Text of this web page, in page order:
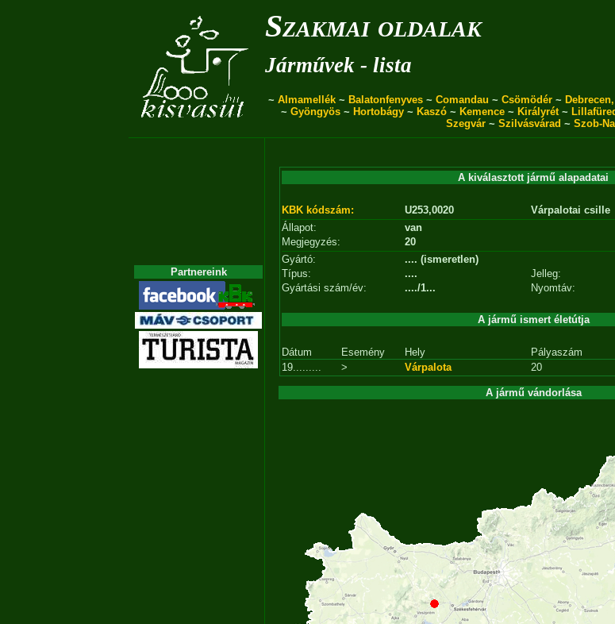
Szakmai oldalak
Járművek - lista
~ Almamellék~ Balatonfenyves~ Comandau ~ Csömödér~
~ Gyöngyös~ Hortobágy~ Kaszó~ Kemence~ Királyrét~
Szegvár ~ Szilvásvárad ~ Szob-
Partnereink
A kiválasztott jármű alapadatai
KBK kódszám: U253,0020
Várpalotai csille
Állapot:
van
Megjegyzés:
20
Gyártó:
.... (ismeretlen)
Típus:
.... Jelleg:
Gyártási szám/év:
..../1... Nyomtáv:
A jármű ismert életútja
Dátum Esemény Hely Pályaszám
19.........
> Várpalota 20
A jármű vándorlása